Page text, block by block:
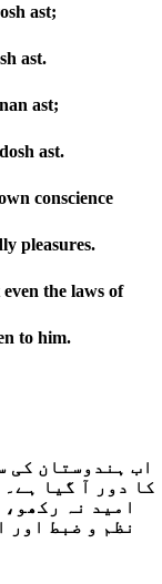
ast;
ast.
ast;
ast.
conscience
pleasures.
the laws of
to him.
کا دور آ گیا
امید نہ
نظم و ضبط اور